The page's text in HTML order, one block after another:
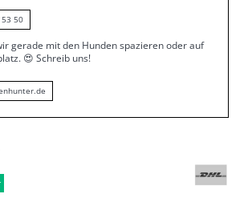
50
gerade mit den Hunden spazieren oder auf
😍 Schreib uns!